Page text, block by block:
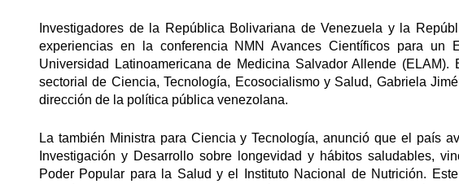
Investigadores de la República Bolivariana de Venezuela y la
experiencias en la conferencia NMN Avances Científicos para un
Universidad Latinoamericana de Medicina Salvador Allende
sectorial de Ciencia, Tecnología, Ecosocialismo y Salud, Gabriela
dirección de la política pública venezolana.
La también Ministra para Ciencia y Tecnología, anunció que el país
Investigación y Desarrollo sobre longevidad y hábitos saludables,
Poder Popular para la Salud y el Instituto Nacional de Nutrición.